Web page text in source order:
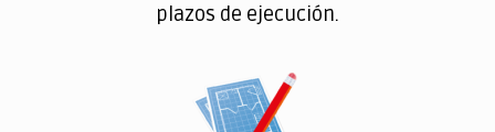
plazos de ejecución.